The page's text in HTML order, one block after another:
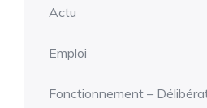
Actu
Emploi
Fonctionnement –